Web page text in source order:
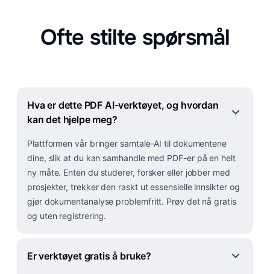
Ofte stilte spørsmål
Hva er dette PDF AI-verktøyet, og hvordan
kan det hjelpe meg?
Plattformen vår bringer samtale-AI til dokumentene
dine, slik at du kan samhandle med PDF-er på en helt
ny måte. Enten du studerer, forsker eller jobber med
prosjekter, trekker den raskt ut essensielle innsikter og
gjør dokumentanalyse problemfritt. Prøv det nå gratis
og uten registrering.
Er verktøyet gratis å bruke?